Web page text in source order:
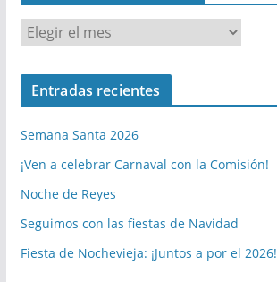
o
d
l
a
s
u
b
Entradas recientes
Semana Santa 2026
¡Ven a celebrar Carnaval con la Comisión!
Noche de Reyes
Seguimos con las fiestas de Navidad
Fiesta de Nochevieja: ¡Juntos a por el 2026!